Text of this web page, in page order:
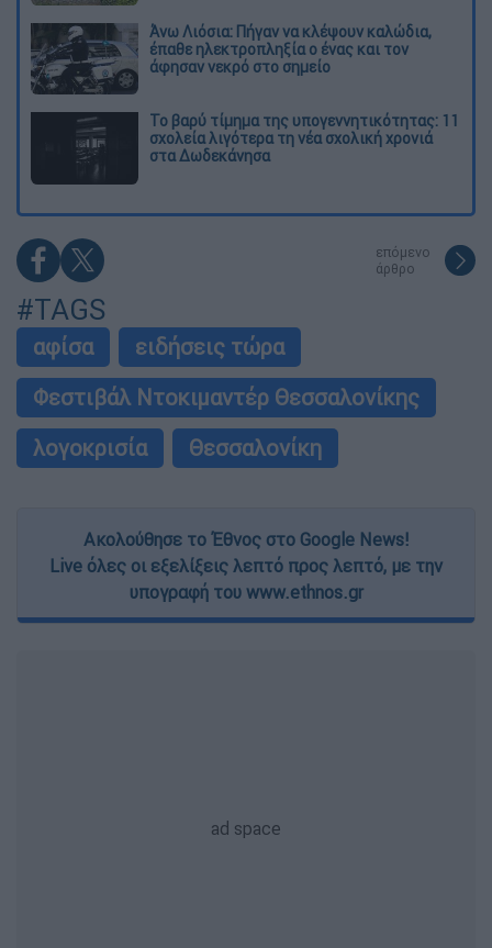
Άνω Λιόσια: Πήγαν να κλέψουν καλώδια,
έπαθε ηλεκτροπληξία ο ένας και τον
άφησαν νεκρό στο σημείο
Το βαρύ τίμημα της υπογεννητικότητας: 11
σχολεία λιγότερα τη νέα σχολική χρονιά
στα Δωδεκάνησα
επόμενο
άρθρο
#TAGS
αφίσα
ειδήσεις τώρα
Φεστιβάλ Ντοκιμαντέρ Θεσσαλονίκης
λογοκρισία
Θεσσαλονίκη
Ακολούθησε το Έθνος στο Google News!
Live όλες οι εξελίξεις λεπτό προς λεπτό, με την
υπογραφή του www.ethnos.gr